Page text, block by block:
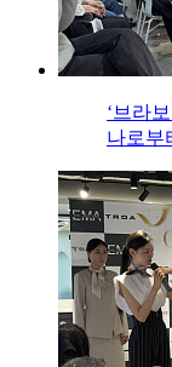
‘브라
나로부